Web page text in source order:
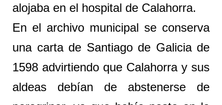
alojaba en el hospital de Calahorra.
En el archivo municipal se conserva
una carta de Santiago de Galicia de
1598 advirtiendo que Calahorra y sus
aldeas debían de abstenerse de